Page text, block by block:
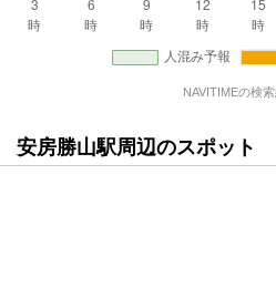
NAVITIMEの検
安房勝山駅周辺のスポット